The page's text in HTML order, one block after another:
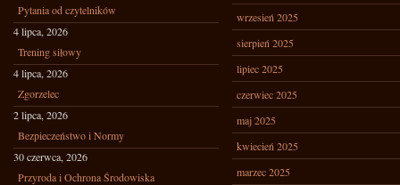
Pytania od czytelników
4 lipca, 2026
Trening siłowy
4 lipca, 2026
Zgorzelec
2 lipca, 2026
Bezpieczeństwo i Normy
30 czerwca, 2026
Przyroda i Ochrona Środowiska
wrzesień 2025
sierpień 2025
lipiec 2025
czerwiec 2025
maj 2025
kwiecień 2025
marzec 2025